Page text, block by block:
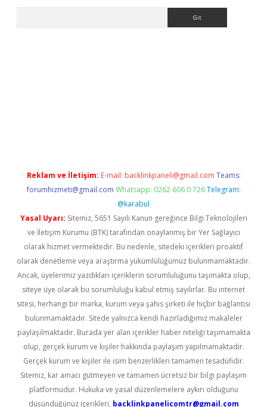
Reklam ve İletişim: E-mail: backlinkpaneli@gmail.com Teams:
forumhizmeti@gmail.com Whatsapp: 0262 606 0 726 Telegram:
@karabul
Yasal Uyarı: Sitemiz, 5651 Sayılı Kanun gereğince Bilgi Teknolojileri
ve İletişim Kurumu (BTK) tarafından onaylanmış bir Yer Sağlayıcı
olarak hizmet vermektedir. Bu nedenle, sitedeki içerikleri proaktif
olarak denetleme veya araştırma yükümlülüğümüz bulunmamaktadır.
Ancak, üyelerimiz yazdıkları içeriklerin sorumluluğunu taşımakta olup,
siteye üye olarak bu sorumluluğu kabul etmiş sayılırlar. Bu internet
sitesi, herhangi bir marka, kurum veya şahıs şirketi ile hiçbir bağlantısı
bulunmamaktadır. Sitede yalnızca kendi hazırladığımız makaleler
paylaşılmaktadır. Burada yer alan içerikler haber niteliği taşımamakta
olup, gerçek kurum ve kişiler hakkında paylaşım yapılmamaktadır.
Gerçek kurum ve kişiler ile isim benzerlikleri tamamen tesadüfidir.
Sitemiz, kar amacı gütmeyen ve tamamen ücretsiz bir bilgi paylaşım
platformudur. Hukuka ve yasal düzenlemelere aykırı olduğunu
düşündüğünüz içerikleri, backlinkpanelicomtr@gmail.com